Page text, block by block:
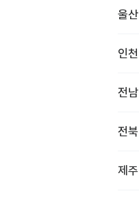
울산
인천
전남
전북
제주